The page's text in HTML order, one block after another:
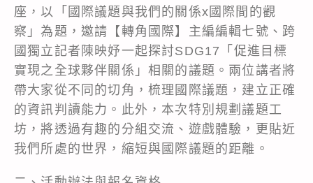
座，以「國際議題與我們的關係x國際間的觀
察」為題，邀請【轉角國際】主編編輯七號、跨
國獨立記者陳映妤一起探討SDG17「促進目標
實現之全球夥伴關係」相關的議題。兩位講者將
帶大家從不同的切角，梳理國際議題，建立正確
的資訊判讀能力。此外，本次特別規劃議題工
坊，將透過有趣的分組交流、遊戲體驗，更貼近
我們所處的世界，縮短與國際議題的距離。